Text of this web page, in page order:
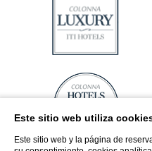
Este sitio web utiliza
Este sitio web y la página de